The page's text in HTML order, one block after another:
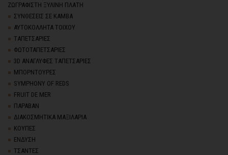
ΖΩΓΡΑΦΙΣΤΗ ΞΥΛΙΝΗ ΠΛΑΤΗ
ΣΥΝΘΕΣΕΙΣ ΣΕ ΚΑΜΒΑ
ΑΥΤΟΚΟΛΛΗΤΑ ΤΟΙΧΟΥ
TΑΠΕΤΣΑΡΙΕΣ
ΦΩΤΟΤΑΠΕΤΣΑΡΙΕΣ
3D AΝΑΓΛΥΦΕΣ TΑΠΕΤΣΑΡΙΕΣ
ΜΠΟΡΝΤΟΥΡΕΣ
SYMPHONY OF REDS
FRUIT DE MER
ΠΑΡΑΒΑΝ
ΔΙΑΚΟΣΜΗΤΙΚΑ ΜΑΞΙΛΑΡΙΑ
ΚΟΥΠΕΣ
ΕΝΔΥΣΗ
ΤΣΑΝΤΕΣ